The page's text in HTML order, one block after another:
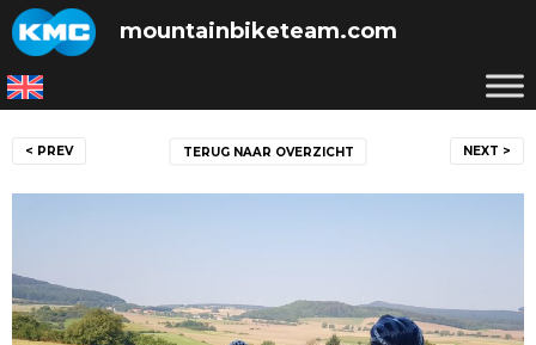
Skip
to
content
mountainbiketeam.com
navigatie
< PREV NEXT >
TERUG NAAR OVERZICHT